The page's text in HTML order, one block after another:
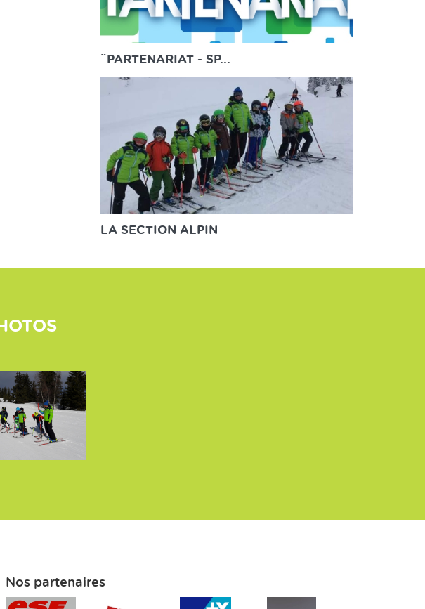
¨PARTENARIAT - SP...
LA SECTION ALPIN
Nos partenaires